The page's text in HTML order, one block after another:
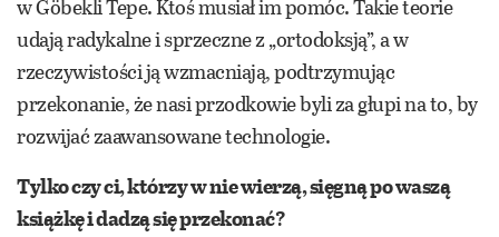
w Göbekli Tepe. Ktoś musiał im pomóc. Takie teorie
udają radykalne i sprzeczne z „ortodoksją”, a w
rzeczywistości ją wzmacniają, podtrzymując
przekonanie, że nasi przodkowie byli za głupi na to, by
rozwijać zaawansowane technologie.
Tylko czy ci, którzy w nie wierzą, sięgną po waszą
książkę i dadzą się przekonać?